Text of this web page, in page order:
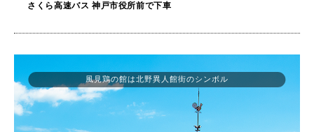
さくら高速バス 神戸市役所前で下車
風見鶏の館は北野異人館街のシンボル